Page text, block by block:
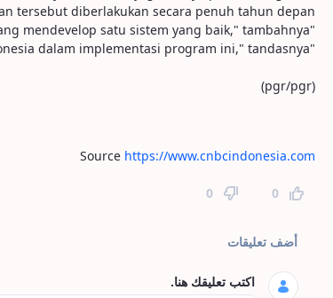
tersebut diberlakukan secara penuh tahun depan.
"Kemudian juga berkaitan dengan teknologi, kita juga sedang mendevelop satu sistem yang baik," tambahnya.
"Kami dari Danantara Indonesia akan berupaya sebaik mungkin dan dapat diawasi oleh masyarakat Indonesia dalam implementasi program ini," tandasnya.
(pgr/pgr)
Source https://www.cnbcindonesia.com
0
0
تعليقات الصفحة
أضف تعليقات
اكتب تعليقك هنا.